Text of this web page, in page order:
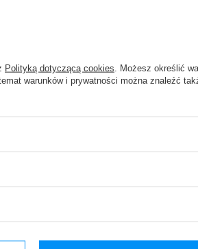
Polityką dotyczącą cookies . Możesz określić
warunków i prywatności można znaleźć